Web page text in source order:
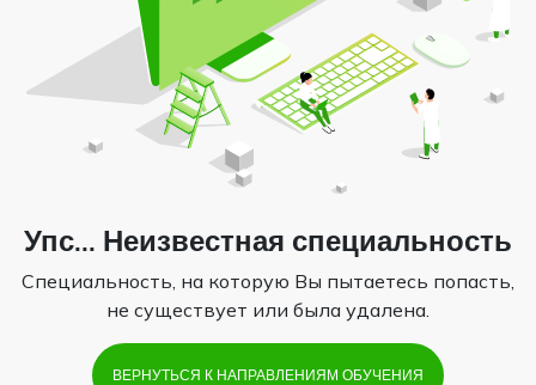
Упс... Неизвестная специальность
Специальность, на которую Вы пытаетесь попасть,
не существует или была удалена.
ВЕРНУТЬСЯ К НАПРАВЛЕНИЯМ ОБУЧЕНИЯ